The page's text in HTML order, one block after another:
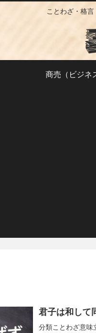
ことわざ・格
商売（ビジネ
君子は和して
分類ことわざ意味